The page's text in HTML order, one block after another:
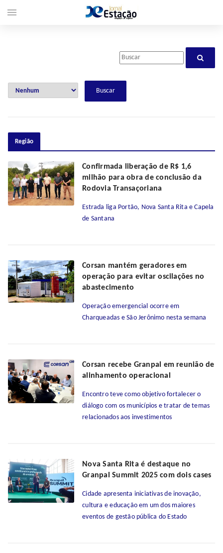
Região
Confirmada liberação de R$ 1,6
milhão para obra de conclusão da
Rodovia Transaçoriana
Estrada liga Portão, Nova Santa Rita e Capela
de Santana
Corsan mantém geradores em
operação para evitar oscilações no
abastecimento
Operação emergencial ocorre em
Charqueadas e São Jerônimo nesta semana
Corsan recebe Granpal em reunião de
alinhamento operacional
Encontro teve como objetivo fortalecer o
diálogo com os municípios e tratar de temas
relacionados aos investimentos
Nova Santa Rita é destaque no
Granpal Summit 2025 com dois cases
Cidade apresenta iniciativas de inovação,
cultura e educação em um dos maiores
eventos de gestão pública do Estado
menu